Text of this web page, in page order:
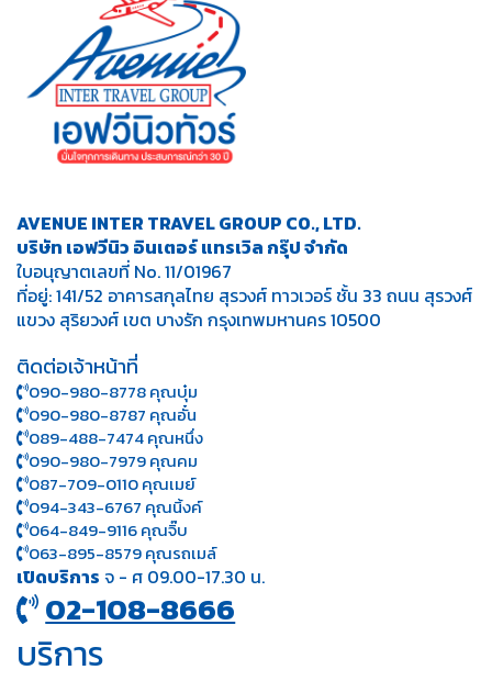
AVENUE INTER TRAVEL GROUP CO., LTD.
บริษัท เอฟวีนิว อินเตอร์ แทรเวิล กรุ๊ป จำกัด
ใบอนุญาตเลขที่ No. 11/01967
ที่อยู่: 141/52 อาคารสกุลไทย สุรวงศ์ ทาวเวอร์ ชั้น 33 ถนน สุรวงศ์
แขวง สุริยวงศ์ เขต บางรัก กรุงเทพมหานคร 10500
ติดต่อเจ้าหน้าที่
090-980-8778 คุณบุ๋ม
090-980-8787 คุณอั๋น
089-488-7474 คุณหนึ่ง
090-980-7979 คุณคม
087-709-0110 คุณเมย์
094-343-6767 คุณนิ้งค์
064-849-9116 คุณจิ๊บ
063-895-8 579คุณรถเมล์
เปิดบริการ จ - ศ 09.00-17.30 น.
02-108-8666
บริการ